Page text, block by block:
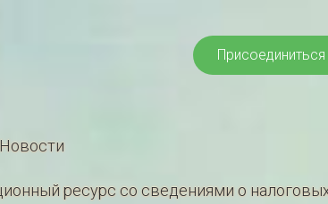
Присоединиться
Новости
ресурс со сведениями о